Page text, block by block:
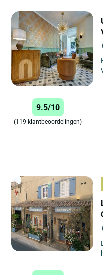
9.5/10
(119 klantbeoordelingen)